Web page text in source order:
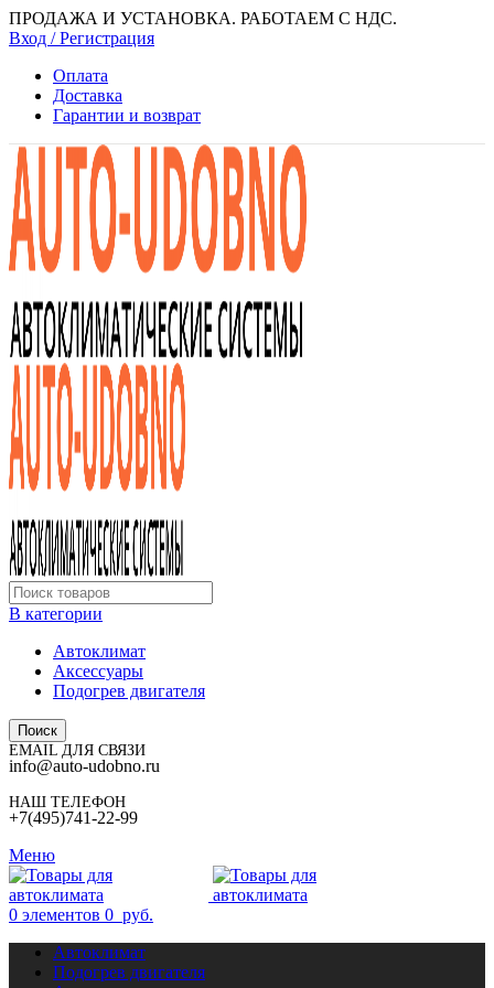
ПРОДАЖА И УСТАНОВКА. РАБОТАЕМ С НДС.
Вход / Регистрация
Оплата
Доставка
Гарантии и возврат
В категории
Автоклимат
Аксессуары
Подогрев двигателя
Поиск
EMAIL ДЛЯ СВЯЗИ
info@auto-udobno.ru
НАШ ТЕЛЕФОН
+7(495)741-22-99
Меню
0 элементов 0 руб.
Автоклимат
Подогрев двигателя